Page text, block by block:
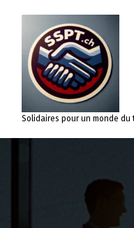
contenu
Solidaires pour un monde